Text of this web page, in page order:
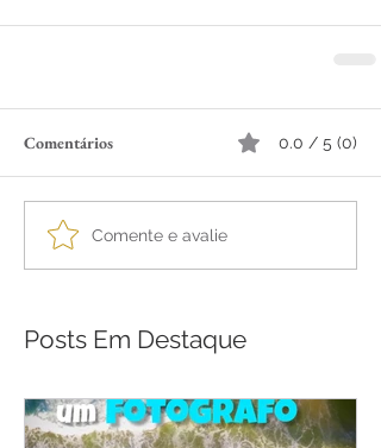
Comentários 0.0 / 5 (0)
Comente e avalie
Posts Em Destaque